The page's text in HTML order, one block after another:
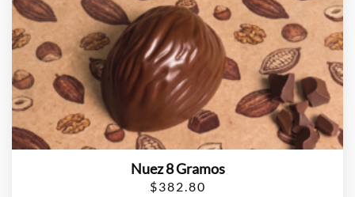
Nuez 8 Gramos
$382.80